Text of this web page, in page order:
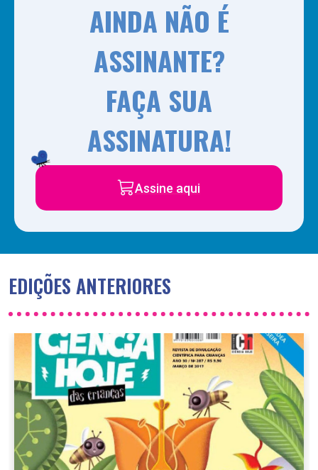
AINDA NÃO É
ASSINANTE?
FAÇA SUA
ASSINATURA!
Assine aqui
EDIÇÕES ANTERIORES